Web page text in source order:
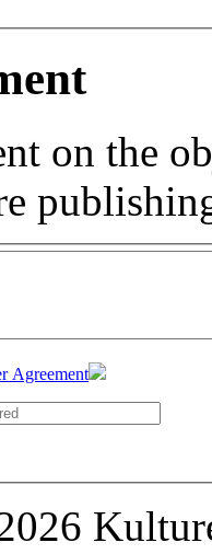
on the
Agreement